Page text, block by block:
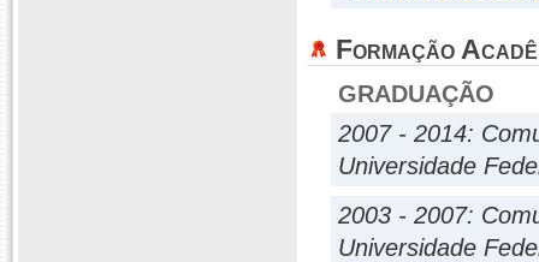
Formação
GRADUAÇÃO
2007 - 2014:
Universidade
2003 - 2007:
Universidade